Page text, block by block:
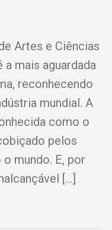
Artes e Ciências
a mais aguardada
reconhecendo
mundial. A
como o
pelos
mundo. E, por
[…]